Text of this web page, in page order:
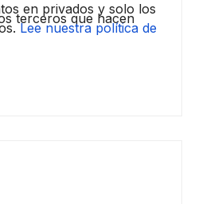
en privados y solo los
terceros que hacen
Lee nuestra política de